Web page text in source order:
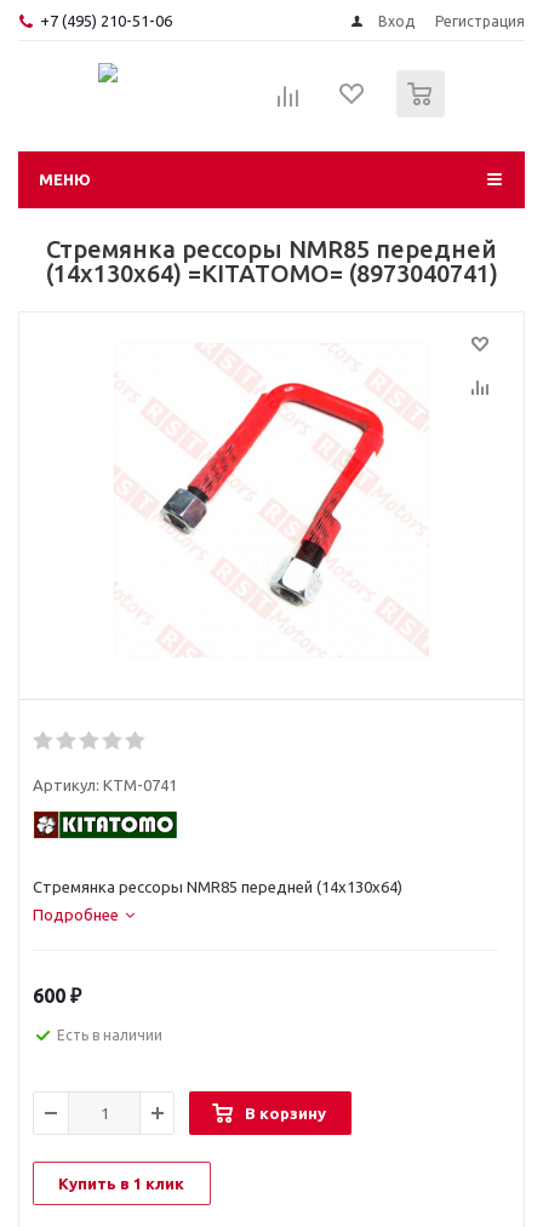
+7 (495) 210-51-06 Вход Регистрация
МЕНЮ
Стремянка рессоры NMR85 передней
(14х130х64) =KITATOMO= (8973040741)
Артикул: KTM-0741
Стремянка рессоры NMR85 передней (14х130х64)
Подробнее
600 ₽
Есть в наличии
В корзину
Купить в 1 клик